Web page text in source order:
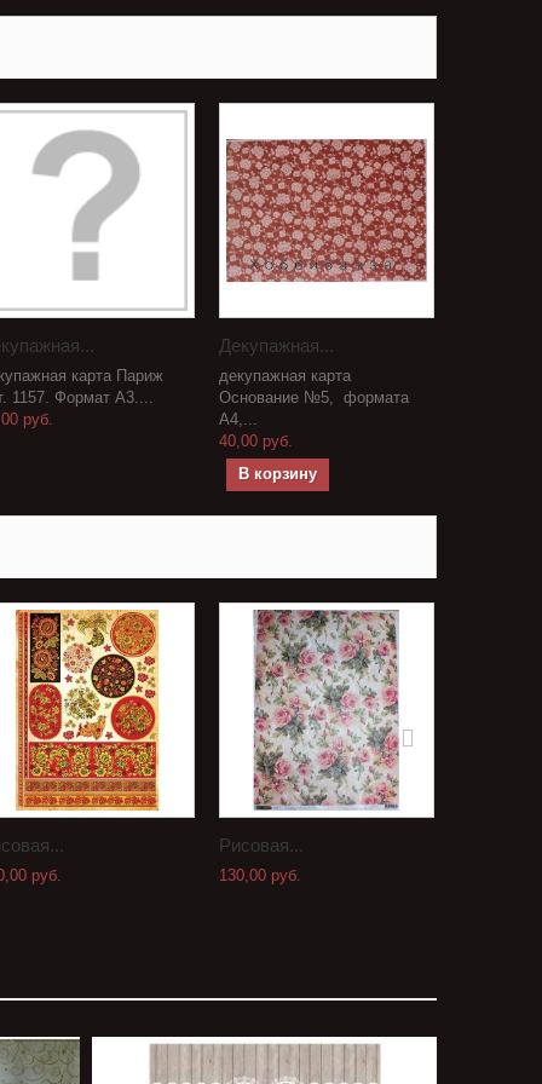
карта Париж
1157. Формат А3....
руб.
Декупажная...
декупажная карта
Основание №5, формата
А4,...
40,00 руб.
В корзину
руб.
Рисовая...
130,00 руб.